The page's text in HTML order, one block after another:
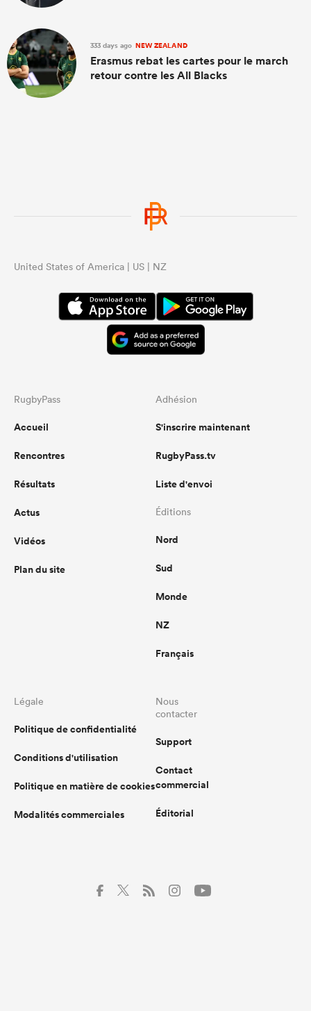
333 days ago NEW ZEALAND
Erasmus rebat les cartes pour le march
retour contre les All Blacks
United States of America | US | NZ
RugbyPass
Accueil
Rencontres
Résultats
Actus
Vidéos
Plan du site
Adhésion
S'inscrire maintenant
RugbyPass.tv
Liste d'envoi
Éditions
Nord
Sud
Monde
NZ
Français
Légale
Politique de confidentialité
Conditions d'utilisation
Politique en matière de cookies
Modalités commerciales
Nous
contacter
Support
Contact
commercial
Éditorial